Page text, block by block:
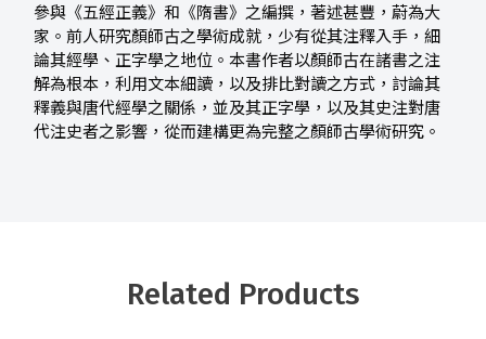
參與《五經正義》和《隋書》之編撰，著述甚豐，蔚為大
家。前人研究顏師古之學術成就，少有從其注釋入手，細
論其經學、正字學之地位。本書作者以顏師古在諸書之注
解為根本，利用文本細讀，以及排比對讀之方式，討論其
釋義與唐代經學之關係，並及其正字學，以及其史注對唐
代注史者之影響，從而建構更為完整之顏師古學術研究。
Related Products